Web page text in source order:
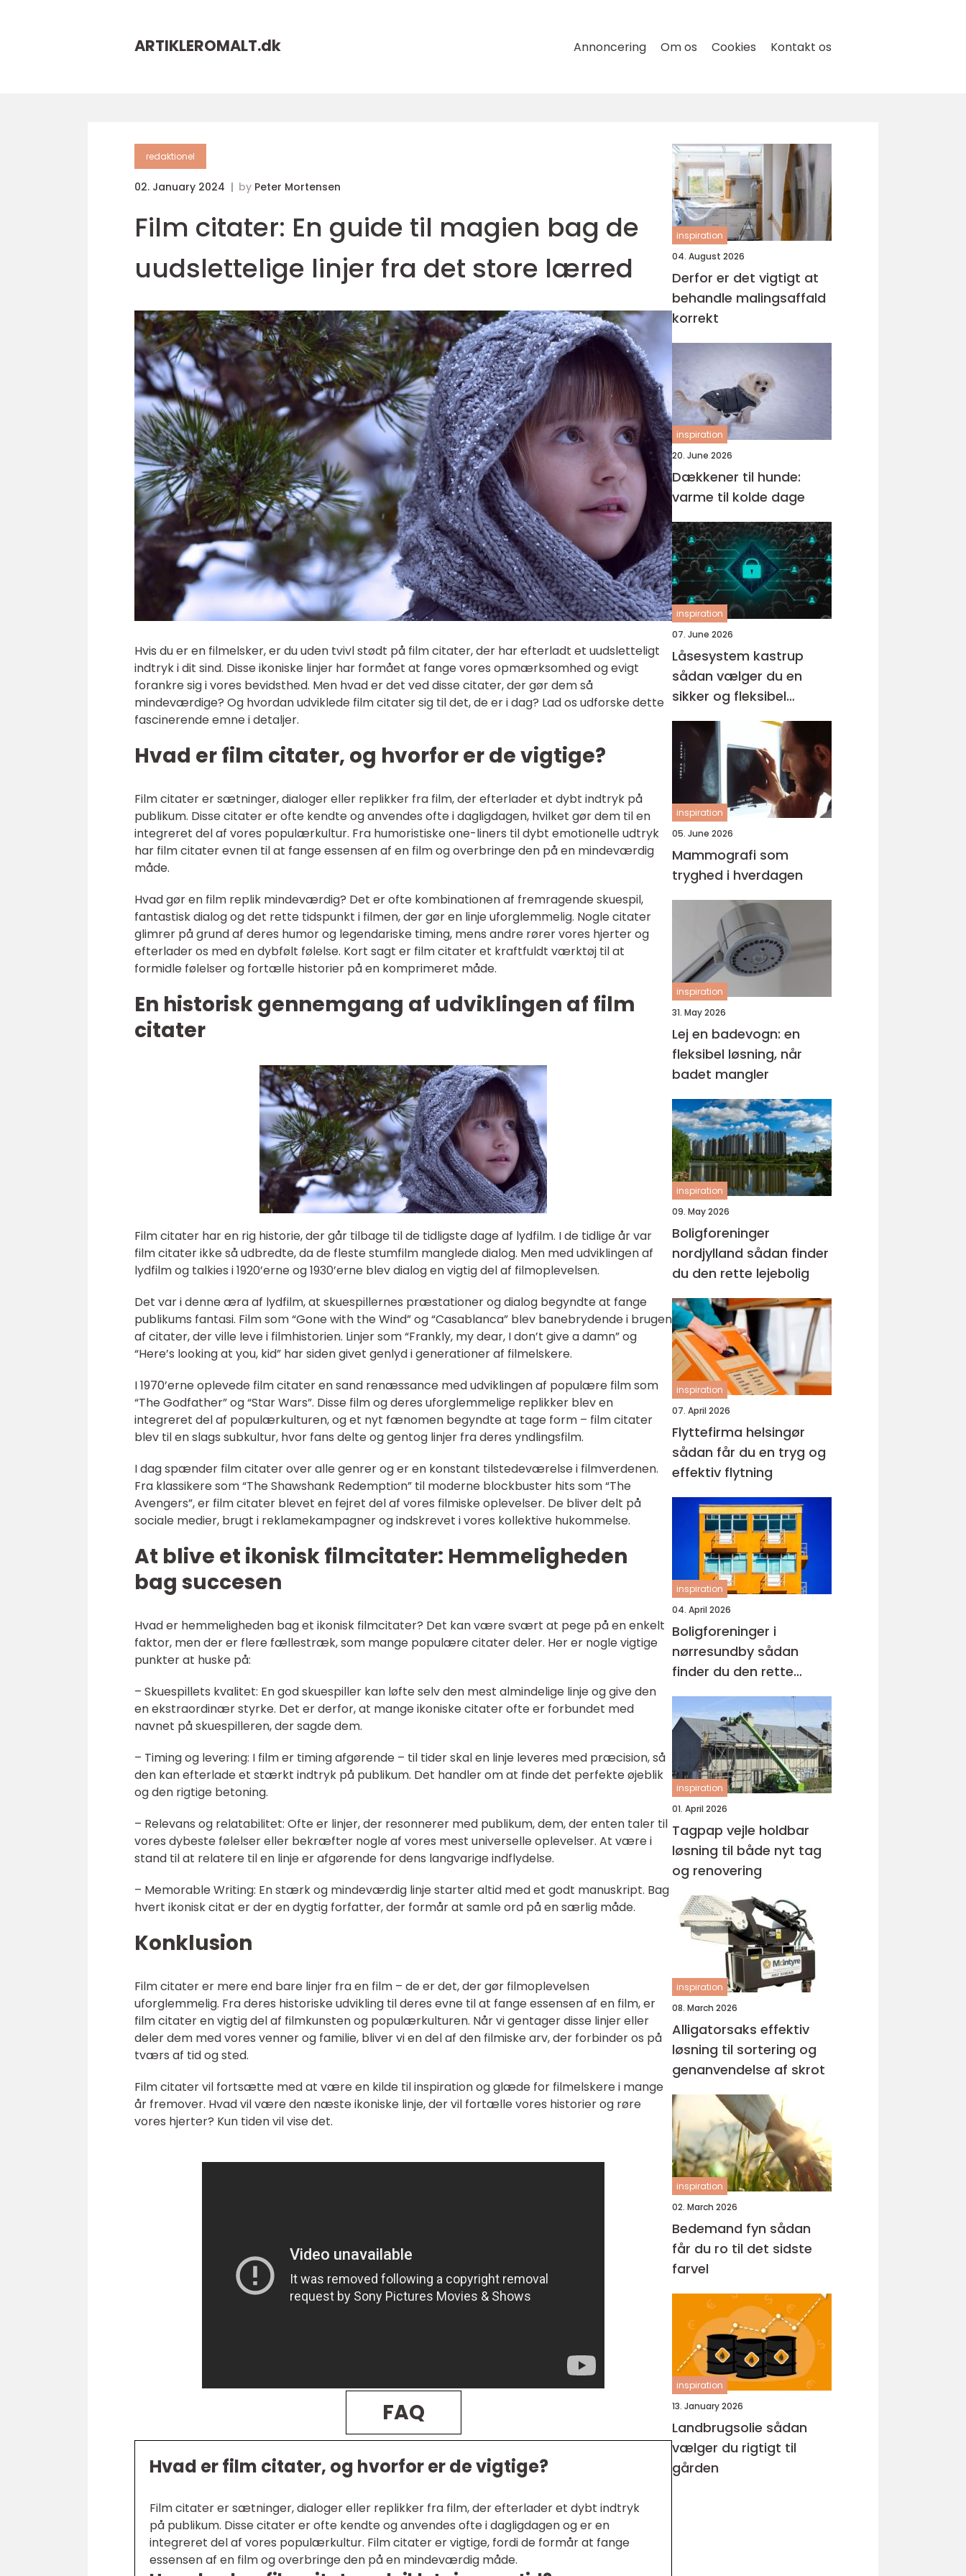
ARTIKLEROMALT.dk Annoncering Om os Cookies Kontakt os
redaktionel
02. January 2024 by Peter Mortensen
Film citater: En guide til magien bag de
uudslettelige linjer fra det store lærred
Hvis du er en filmelsker, er du uden tvivl stødt på film citater, der har efterladt et uudsletteligt
indtryk i dit sind. Disse ikoniske linjer har formået at fange vores opmærksomhed og evigt
forankre sig i vores bevidsthed. Men hvad er det ved disse citater, der gør dem så
mindeværdige? Og hvordan udviklede film citater sig til det, de er i dag? Lad os udforske dette
fascinerende emne i detaljer.
Hvad er film citater, og hvorfor er de vigtige?
Film citater er sætninger, dialoger eller replikker fra film, der efterlader et dybt indtryk på
publikum. Disse citater er ofte kendte og anvendes ofte i dagligdagen, hvilket gør dem til en
integreret del af vores populærkultur. Fra humoristiske one-liners til dybt emotionelle udtryk
har film citater evnen til at fange essensen af en film og overbringe den på en mindeværdig
måde.
Hvad gør en film replik mindeværdig? Det er ofte kombinationen af fremragende skuespil,
fantastisk dialog og det rette tidspunkt i filmen, der gør en linje uforglemmelig. Nogle citater
glimrer på grund af deres humor og legendariske timing, mens andre rører vores hjerter og
efterlader os med en dybfølt følelse. Kort sagt er film citater et kraftfuldt værktøj til at
formidle følelser og fortælle historier på en komprimeret måde.
En historisk gennemgang af udviklingen af film
citater
Film citater har en rig historie, der går tilbage til de tidligste dage af lydfilm. I de tidlige år var
film citater ikke så udbredte, da de fleste stumfilm manglede dialog. Men med udviklingen af
lydfilm og talkies i 1920’erne og 1930’erne blev dialog en vigtig del af filmoplevelsen.
Det var i denne æra af lydfilm, at skuespillernes præstationer og dialog begyndte at fange
publikums fantasi. Film som “Gone with the Wind” og “Casablanca” blev banebrydende i brugen
af citater, der ville leve i filmhistorien. Linjer som “Frankly, my dear, I don’t give a damn” og
“Here’s looking at you, kid” har siden givet genlyd i generationer af filmelskere.
I 1970’erne oplevede film citater en sand renæssance med udviklingen af populære film som
“The Godfather” og “Star Wars”. Disse film og deres uforglemmelige replikker blev en
integreret del af populærkulturen, og et nyt fænomen begyndte at tage form – film citater
blev til en slags subkultur, hvor fans delte og gentog linjer fra deres yndlingsfilm.
I dag spænder film citater over alle genrer og er en konstant tilstedeværelse i filmverdenen.
Fra klassikere som “The Shawshank Redemption” til moderne blockbuster hits som “The
Avengers”, er film citater blevet en fejret del af vores filmiske oplevelser. De bliver delt på
sociale medier, brugt i reklamekampagner og indskrevet i vores kollektive hukommelse.
At blive et ikonisk filmcitater: Hemmeligheden
bag succesen
Hvad er hemmeligheden bag et ikonisk filmcitater? Det kan være svært at pege på en enkelt
faktor, men der er flere fællestræk, som mange populære citater deler. Her er nogle vigtige
punkter at huske på:
– Skuespillets kvalitet: En god skuespiller kan løfte selv den mest almindelige linje og give den
en ekstraordinær styrke. Det er derfor, at mange ikoniske citater ofte er forbundet med
navnet på skuespilleren, der sagde dem.
– Timing og levering: I film er timing afgørende – til tider skal en linje leveres med præcision, så
den kan efterlade et stærkt indtryk på publikum. Det handler om at finde det perfekte øjeblik
og den rigtige betoning.
– Relevans og relatabilitet: Ofte er linjer, der resonnerer med publikum, dem, der enten taler til
vores dybeste følelser eller bekræfter nogle af vores mest universelle oplevelser. At være i
stand til at relatere til en linje er afgørende for dens langvarige indflydelse.
– Memorable Writing: En stærk og mindeværdig linje starter altid med et godt manuskript. Bag
hvert ikonisk citat er der en dygtig forfatter, der formår at samle ord på en særlig måde.
Konklusion
Film citater er mere end bare linjer fra en film – de er det, der gør filmoplevelsen
uforglemmelig. Fra deres historiske udvikling til deres evne til at fange essensen af en film, er
film citater en vigtig del af filmkunsten og populærkulturen. Når vi gentager disse linjer eller
deler dem med vores venner og familie, bliver vi en del af den filmiske arv, der forbinder os på
tværs af tid og sted.
Film citater vil fortsætte med at være en kilde til inspiration og glæde for filmelskere i mange
år fremover. Hvad vil være den næste ikoniske linje, der vil fortælle vores historier og røre
vores hjerter? Kun tiden vil vise det.
FAQ
Hvad er film citater, og hvorfor er de vigtige?
Film citater er sætninger, dialoger eller replikker fra film, der efterlader et dybt indtryk
på publikum. Disse citater er ofte kendte og anvendes ofte i dagligdagen og er en
integreret del af vores populærkultur. Film citater er vigtige, fordi de formår at fange
essensen af en film og overbringe den på en mindeværdig måde.
inspiration
04. August 2026
Derfor er det vigtigt at
behandle malingsaffald
korrekt
inspiration
20. June 2026
Dækkener til hunde:
varme til kolde dage
inspiration
07. June 2026
Låsesystem kastrup
sådan vælger du en
sikker og fleksibel
løsning
inspiration
05. June 2026
Mammografi som
tryghed i hverdagen
inspiration
31. May 2026
Lej en badevogn: en
fleksibel løsning, når
badet mangler
inspiration
09. May 2026
Boligforeninger
nordjylland sådan finder
du den rette lejebolig
inspiration
07. April 2026
Flyttefirma helsingør
sådan får du en tryg og
effektiv flytning
inspiration
04. April 2026
Boligforeninger i
nørresundby sådan
finder du den rette
lejebolig
inspiration
01. April 2026
Tagpap vejle holdbar
løsning til både nyt tag
og renovering
inspiration
08. March 2026
Alligatorsaks effektiv
løsning til sortering og
genanvendelse af skrot
inspiration
02. March 2026
Bedemand fyn sådan
får du ro til det sidste
farvel
inspiration
13. January 2026
Landbrugsolie sådan
vælger du rigtigt til
gården